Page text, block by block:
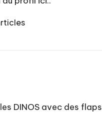
DINOS avec des flaps